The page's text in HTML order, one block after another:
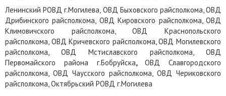
Ленинский РОВД г.Могилева, ОВД Быховского райсполкома, ОВД
Дрибинского райсполкома, ОВД Кировского райсполкома, ОВД
Климовичского райсполкома, ОВД Краснопольского
райсполкома, ОВД Кричевского райсполкома, ОВД Могилевского
райсполкома, ОВД Мстиславского райсполкома, ОВД
Первомайского района г.Бобруйска,ОВД Славгородского
райсполкома, ОВД Чаусского райсполкома, ОВД Чериковского
райсполкома, Октябрьский РОВД г.Могилева